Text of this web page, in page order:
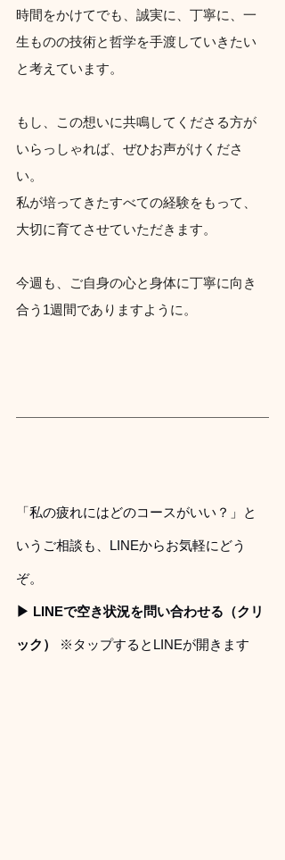
時間をかけてでも、誠実に、丁寧に、一
生ものの技術と哲学を手渡していきたい
と考えています。
もし、この想いに共鳴してくださる方が
いらっしゃれば、ぜひお声がけくださ
い。
私が培ってきたすべての経験をもって、
大切に育てさせていただきます。
今週も、ご自身の心と身体に丁寧に向き
合う1週間でありますように。
「私の疲れにはどのコースがいい？」と
いうご相談も、LINEからお気軽にどう
ぞ。
▶︎ LINEで空き状況を問い合わせる（クリ
ック） ※タップするとLINEが開きます